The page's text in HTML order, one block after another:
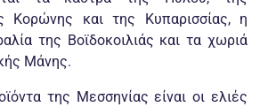
Κορώνης και της Κυπαρισσίας, η
της Βοϊδοκοιλιάς και τα χωριά
Μάνης.
της Μεσσηνίας είναι οι ελιές